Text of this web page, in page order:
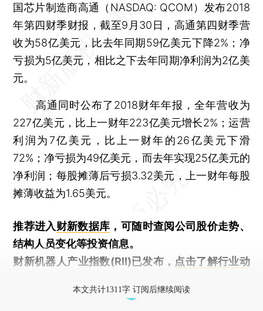
国芯片制造商高通（NASDAQ: QCOM）发布2018
年第四财季财报，截至9月30日，高通第四财季营
收为58亿美元，比去年同期59亿美元下降2%；净
亏损为5亿美元，相比之下去年同期净利润为2亿美
元。
高通同时公布了2018财年年报，全年营收为
227亿美元，比上一财年223亿美元增长2%；运营
利润为7亿美元，比上一财年的26亿美元下滑
72%；净亏损为49亿美元，而去年实现25亿美元的
净利润；每股摊薄后亏损3.32美元，上一财年每股
摊薄收益为1.65美元。
推荐进入财新数据库 ，可随时查阅公司股价走势、
结构人员变化等投资信息。
财新机器人产业指数(RII)已发布， 点击了解行业动
本文共计1311字 订阅后继续阅读